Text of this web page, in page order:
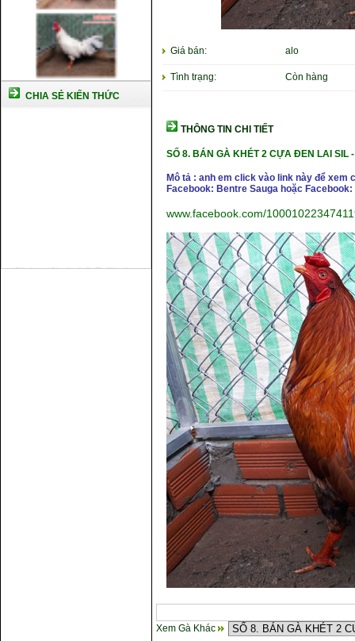
CHIA SẺ KIẾN THỨC
Giá bán: alo
Tình trạng: Còn hàng
THÔNG TIN CHI TIẾT
SỐ 8.BÁN GÀ KHÉT 2 CỰA ĐEN LAI SIL -
Mô tả : anh em click vào link này để
Facebook: Bentre Sauga hoặc Facebook:
www.facebook.com/
Xem Gà Khác